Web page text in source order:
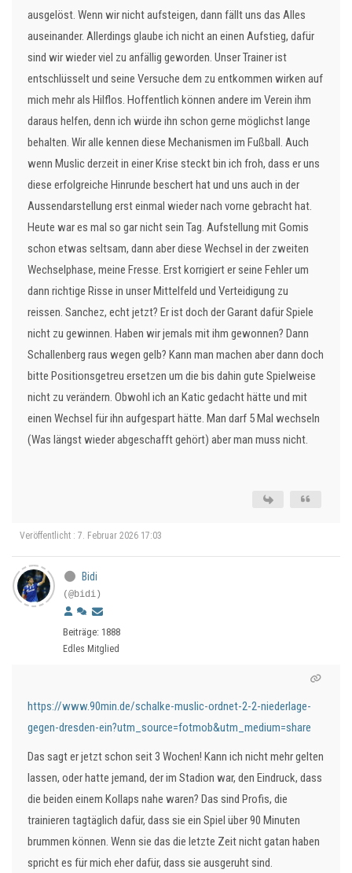
ausgelöst. Wenn wir nicht aufsteigen, dann fällt uns das Alles
auseinander. Allerdings glaube ich nicht an einen Aufstieg, dafür
sind wir wieder viel zu anfällig geworden. Unser Trainer ist
entschlüsselt und seine Versuche dem zu entkommen wirken auf
mich mehr als Hilflos. Hoffentlich können andere im Verein ihm
daraus helfen, denn ich würde ihn schon gerne möglichst lange
behalten. Wir alle kennen diese Mechanismen im Fußball. Auch
wenn Muslic derzeit in einer Krise steckt bin ich froh, dass er uns
diese erfolgreiche Hinrunde beschert hat und uns auch in der
Aussendarstellung erst einmal wieder nach vorne gebracht hat.
Heute war es mal so gar nicht sein Tag. Aufstellung mit Gomis
schon etwas seltsam, dann aber diese Wechsel in der zweiten
Wechselphase, meine Fresse. Erst korrigiert er seine Fehler um
dann richtige Risse in unser Mittelfeld und Verteidigung zu
reissen. Sanchez, echt jetzt? Er ist doch der Garant dafür Spiele
nicht zu gewinnen. Haben wir jemals mit ihm gewonnen? Dann
Schallenberg raus wegen gelb? Kann man machen aber dann doch
bitte Positionsgetreu ersetzen um die bis dahin gute Spielweise
nicht zu verändern. Obwohl ich an Katic gedacht hätte und mit
einen Wechsel für ihn aufgespart hätte. Man darf 5 Mal wechseln
(Was längst wieder abgeschafft gehört) aber man muss nicht.
Veröffentlicht : 7. Februar 2026 17:03
Bidi
(@bidi)
Beiträge: 1888
Edles Mitglied
https://www.90min.de/schalke-muslic-ordnet-2-2-niederlage-
gegen-dresden-ein?utm_source=fotmob&utm_medium=share
Das sagt er jetzt schon seit 3 Wochen! Kann ich nicht mehr gelten
lassen, oder hatte jemand, der im Stadion war, den Eindruck, dass
die beiden einem Kollaps nahe waren? Das sind Profis, die
trainieren tagtäglich dafür, dass sie ein Spiel über 90 Minuten
brummen können. Wenn sie das die letzte Zeit nicht gatan haben
spricht es für mich eher dafür, dass sie ausgeruht sind.